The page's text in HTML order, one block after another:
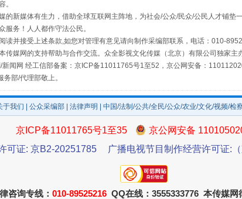
上场 事关残疾人未来5年
。
的新媒体有生力，借助全球互联网主阵地，为社会/公众/民众/公民人才铺垫
服务！人人都作守法公民。
读并接受上述条款,如您对管理有意见请向制作采编部联系，电话：010-
传媒网的支持帮助与合作交流。众全影视文化传媒（北京）有限公司独家主
闻网 经工信部备案：京ICP备11011765号1至52，京公网安备：
部/代理部敬上。
于我们 公众采编部 法律声明 | 中国/法制/公共/全民/公众/农业/文化/视频/检
京ICP备11011765号1至35
京公网安备
可证: 京B2-20251785
广播电视节目制作经营许可证:
咨询专线： 010-89525216 QQ在线：3555333776 本传媒网